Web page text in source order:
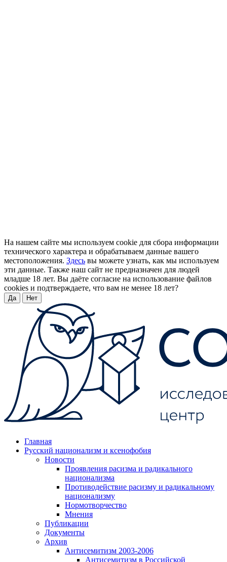
На нашем сайте мы используем cookie для сбора информации
технического характера и обрабатываем данные вашего
местоположения. Здесь вы можете узнать, как мы используем
эти данные. Также наш сайт не предназначен для людей
младше 18 лет. Вы даёте согласие на использование файлов
cookies и подтверждаете, что вам не менее 18 лет?
Да Нет
Главная
Русский национализм и ксенофобия
Новости
Проявления расизма и радикального
национализма
Противодействие расизму и радикальному
национализму
Нормотворчество
Мнения
Публикации
Документы
Архив
Антисемитизм 2003-2006
Антисемитизм в Российской